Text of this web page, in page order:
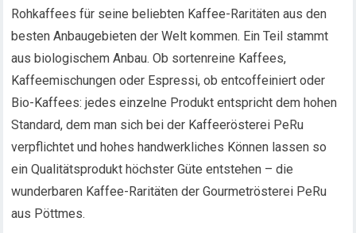
Rohkaffees für seine beliebten Kaffee-Raritäten aus den
besten Anbaugebieten der Welt kommen. Ein Teil stammt
aus biologischem Anbau. Ob sortenreine Kaffees,
Kaffeemischungen oder Espressi, ob entcoffeiniert oder
Bio-Kaffees: jedes einzelne Produkt entspricht dem hohen
Standard, dem man sich bei der Kaffeerösterei PeRu
verpflichtet und hohes handwerkliches Können lassen so
ein Qualitätsprodukt höchster Güte entstehen – die
wunderbaren Kaffee-Raritäten der Gourmetrösterei PeRu
aus Pöttmes.